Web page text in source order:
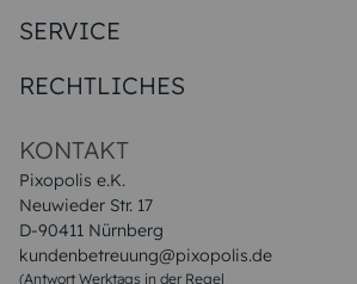
KONTAKT
Pixopolis e.K.
Neuwieder Str. 17
D-90411 Nürnberg
kundenbetreuung@pixopolis.de
(Antwort Werktags in der Regel
SERVICE
Druck & Qualitat
RECHTLICHES
Impressum & AGB